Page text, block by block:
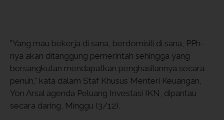
"Yang mau bekerja di sana, berdomisili di sana, PPh-
nya akan ditanggung pemerintah sehingga yang
bersangkutan mendapatkan penghasilannya secara
penuh," kata dalam Staf Khusus Menteri Keuangan,
Yon Arsal agenda Peluang Investasi IKN, dipantau
secara daring, Minggu (3/12).